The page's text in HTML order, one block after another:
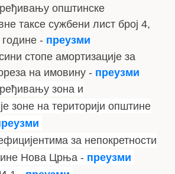
општинске
таксе сужбени лист број 4,
- преузми
стопе амортизације за
на имовину - преузми
зона и
зоне на територији општине
за непокретности
Нова Црња - преузми